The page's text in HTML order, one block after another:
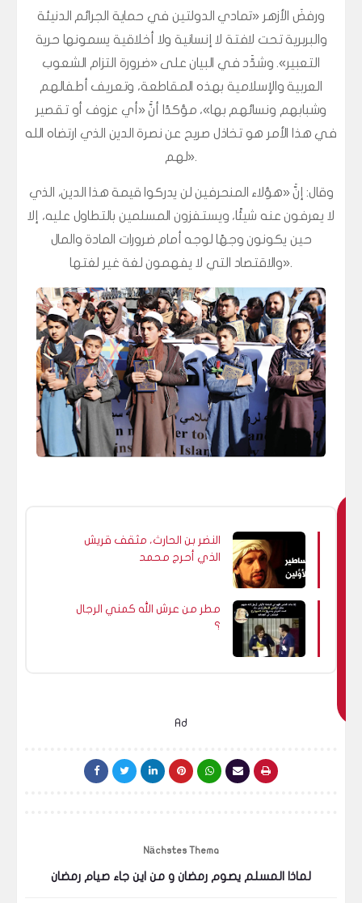
ورفضَ الأزهر «تمادي الدولتين في حماية الجرائم الدنيئة
والبربرية تحت لافتة لا إنسانية ولا أخلاقية يسمونها حرية
التعبير». وشدَّد في البيان على «ضرورة التزام الشعوب
العربية والإسلامية بهذه المقاطعة، وتعريف أطفالهم
وشبابهم ونسائهم بها»، مؤكدًا أنَّ «أي عزوف أو تقصير
في هذا الأمر هو تخاذل صريح عن نصرة الدين الذي ارتضاه الله
لهم».
وقال: إنَّ «هؤلاء المنحرفين لن يدركوا قيمة هذا الدين، الذي
لا يعرفون عنه شيئًا، ويستفزون المسلمين بالتطاول عليه، إلا
حين يكونون وجهًا لوجه أمام ضرورات المادة والمال
والاقتصاد التي لا يفهمون لغة غير لغتها».
النضر بن الحارث، مثقف قريش
الذي أحرج محمد
مطر من عرش الله كمني الرجال
؟
Ad
Nächstes Thema
لماذا المسلم يصوم رمضان و من اين جاء صيام رمضان